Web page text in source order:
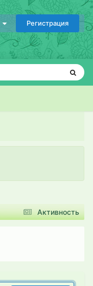
Регистрация
Активность